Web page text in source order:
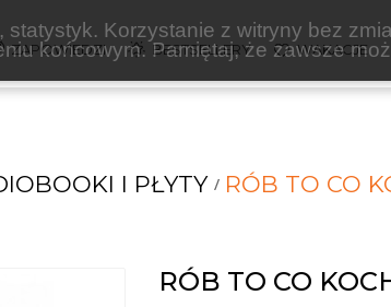
Korzystanie z witryny bez
końcowym. Pamiętaj, że zawsze
ZAPOWIEDZI BESTSELLERY WAKACJE
I PŁYTY RÓB TO CO
RÓB TO CO